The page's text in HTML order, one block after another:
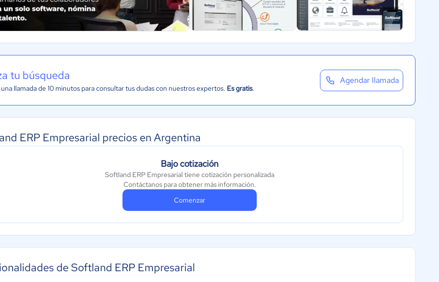
tu búsqueda
llamada de 10 minutos para consultar tus dudas con nuestros expertos. Es gratis.
Agendar llamada
ERP Empresarial precios en Argentina
Bajo cotización
Softland ERP Empresarial tiene cotización personalizada
Contáctanos para obtener más información.
Comenzar
de Softland ERP Empresarial